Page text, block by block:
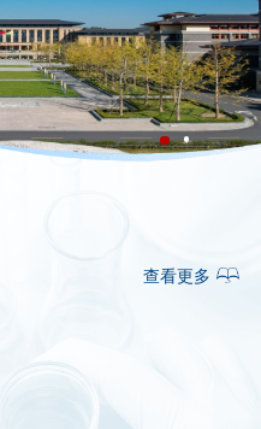
查看更多